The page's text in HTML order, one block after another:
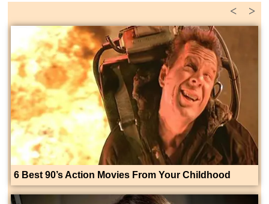
>
<
6 Best 90’s Action Movies From Your Childhood